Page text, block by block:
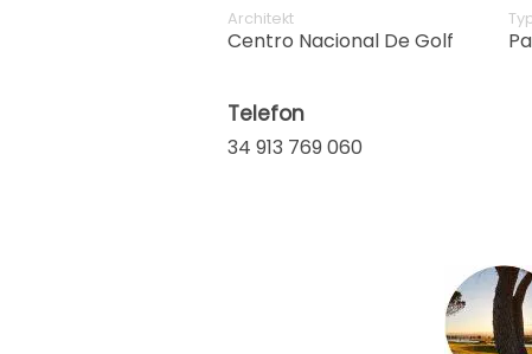
Open and the Madrid Masters in
European Tour. With easy
Architekt
Centro Nacional De Golf
Telefon
34 913 769 060